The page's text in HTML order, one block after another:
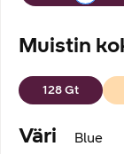
Muistin
128Gt
Väri Blue